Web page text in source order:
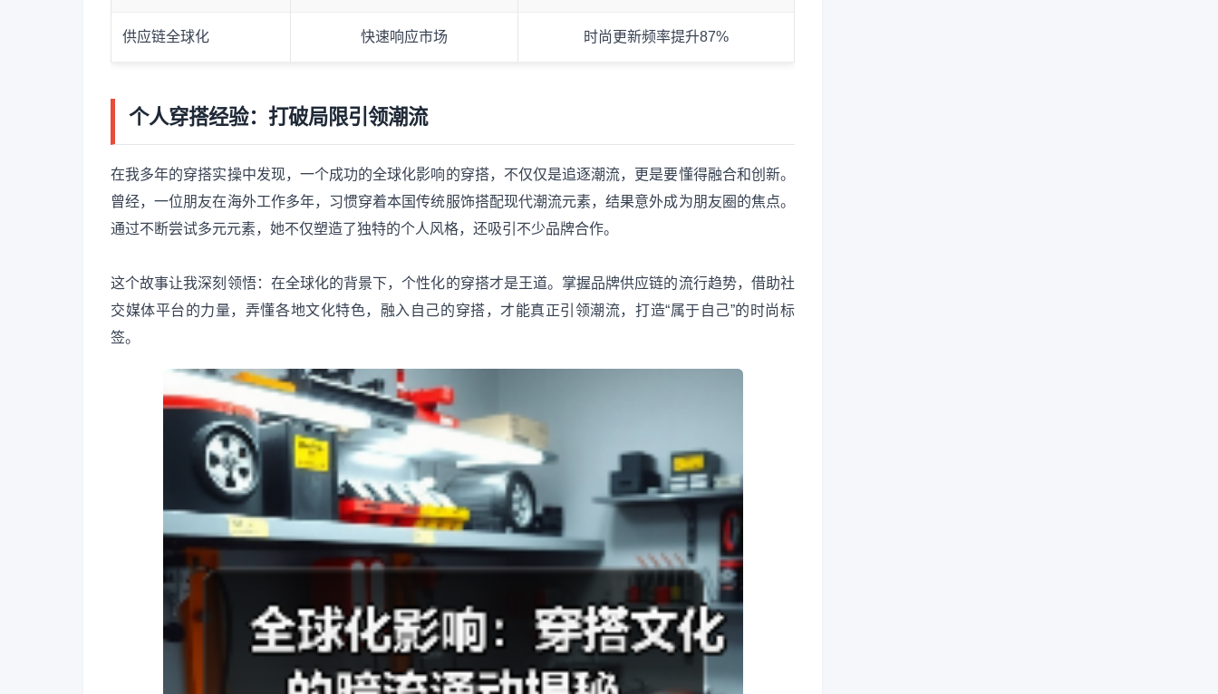
供应链全球化 快速响应市场 时尚更新频率提升87%
个人穿搭经验：打破局限引领潮流
在我多年的穿搭实操中发现，一个成功的全球化影响的穿搭，不仅仅是追逐潮流，更是要懂得融合和创新。
曾经，一位朋友在海外工作多年，习惯穿着本国传统服饰搭配现代潮流元素，结果意外成为朋友圈的焦点。
通过不断尝试多元元素，她不仅塑造了独特的个人风格，还吸引不少品牌合作。
这个故事让我深刻领悟：在全球化的背景下，个性化的穿搭才是王道。掌握品牌供应链的流行趋势，借助社
交媒体平台的力量，弄懂各地文化特色，融入自己的穿搭，才能真正引领潮流，打造“属于自己”的时尚标
签。